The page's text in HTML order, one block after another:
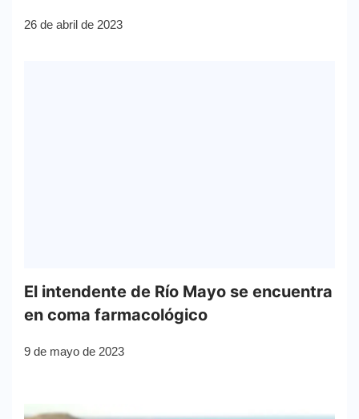
26 de abril de 2023
El intendente de Río Mayo se encuentra
en coma farmacológico
9 de mayo de 2023